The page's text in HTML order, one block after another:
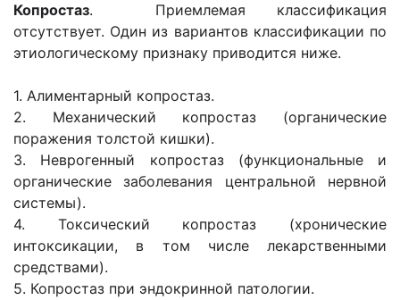
Копростаз. Приемлемая классификация
отсутствует. Один из вариантов классификации по
этиологическому признаку приводится ниже.
1. Алиментарный копростаз.
2. Механический копростаз (органические
поражения толстой кишки).
3. Неврогенный копростаз (функциональные и
органические заболевания центральной нервной
системы).
4. Токсический копростаз (хронические
интоксикации, в том числе лекарственными
средствами).
5. Копростаз при эндокринной патологии.